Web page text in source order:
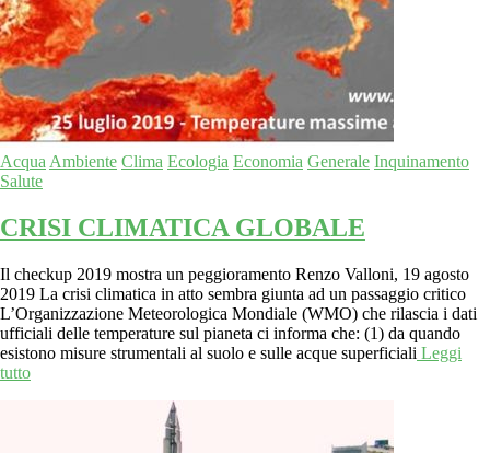
Acqua Ambiente Clima Ecologia Economia Generale Inquinamento
Salute
CRISI CLIMATICA GLOBALE
Il checkup 2019 mostra un peggioramento Renzo Valloni, 19 agosto
2019 La crisi climatica in atto sembra giunta ad un passaggio critico
L’Organizzazione Meteorologica Mondiale (WMO) che rilascia i dati
ufficiali delle temperature sul pianeta ci informa che: (1) da quando
esistono misure strumentali al suolo e sulle acque superficiali Leggi
tutto